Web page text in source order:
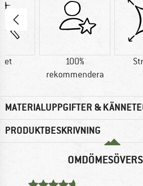
100%
rekommendera
MATERIALUPPGIFTER &
PRODUKTBESKRIVNING